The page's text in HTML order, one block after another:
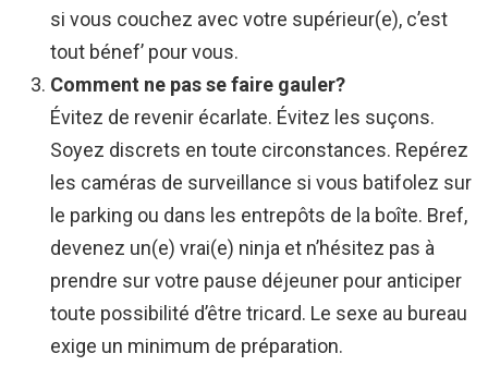
si vous couchez avec votre supérieur(e), c’est
tout bénef’ pour vous.
Comment ne pas se faire gauler?
Évitez de revenir écarlate. Évitez les suçons.
Soyez discrets en toute circonstances. Repérez
les caméras de surveillance si vous batifolez sur
le parking ou dans les entrepôts de la boîte. Bref,
devenez un(e) vrai(e) ninja et n’hésitez pas à
prendre sur votre pause déjeuner pour anticiper
toute possibilité d’être tricard. Le sexe au bureau
exige un minimum de préparation.